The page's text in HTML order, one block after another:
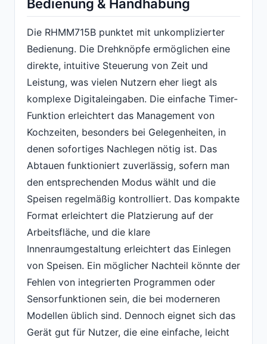
Bedienung & Handhabung
Die RHMM715B punktet mit unkomplizierter
Bedienung. Die Drehknöpfe ermöglichen eine
direkte, intuitive Steuerung von Zeit und
Leistung, was vielen Nutzern eher liegt als
komplexe Digitaleingaben. Die einfache Timer-
Funktion erleichtert das Management von
Kochzeiten, besonders bei Gelegenheiten, in
denen sofortiges Nachlegen nötig ist. Das
Abtauen funktioniert zuverlässig, sofern man
den entsprechenden Modus wählt und die
Speisen regelmäßig kontrolliert. Das kompakte
Format erleichtert die Platzierung auf der
Arbeitsfläche, und die klare
Innenraumgestaltung erleichtert das Einlegen
von Speisen. Ein möglicher Nachteil könnte der
Fehlen von integrierten Programmen oder
Sensorfunktionen sein, die bei moderneren
Modellen üblich sind. Dennoch eignet sich das
Gerät gut für Nutzer, die eine einfache, leicht